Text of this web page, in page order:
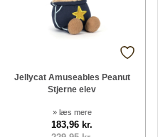
Jellycat Amuseables Peanut
Stjerne elev
» læs mere
183,96 kr.